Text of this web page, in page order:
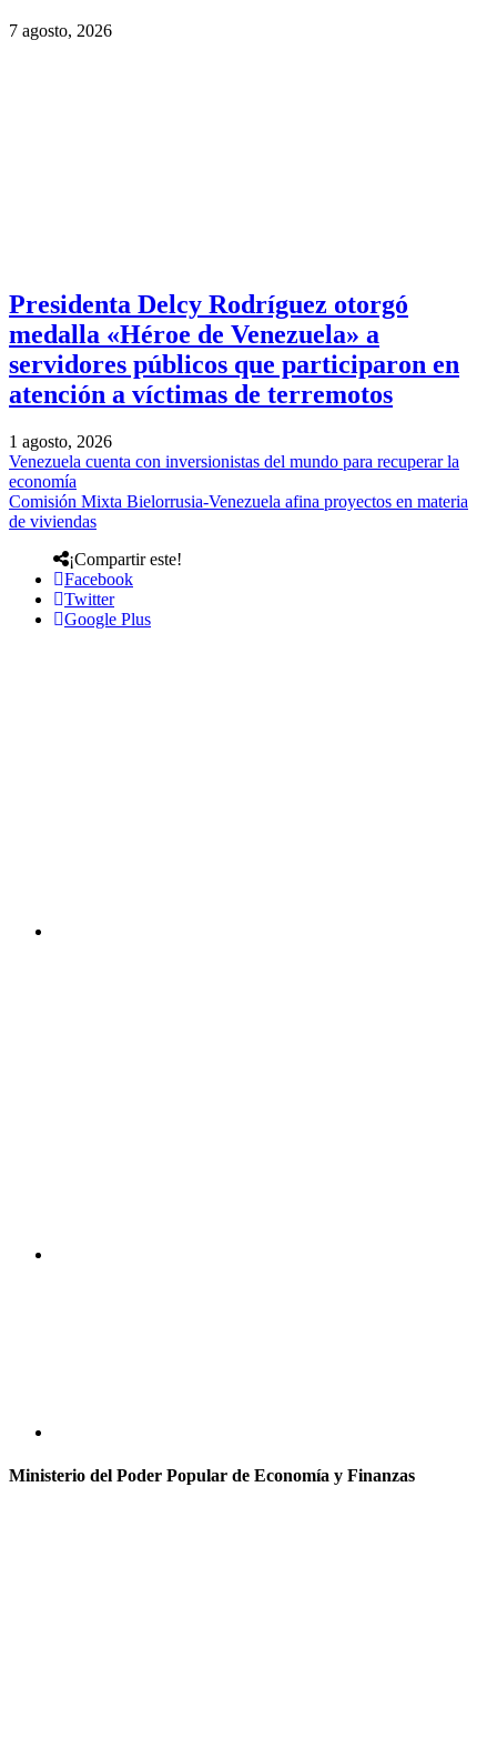
7 agosto, 2026
Presidenta Delcy Rodríguez otorgó
medalla «Héroe de Venezuela» a
servidores públicos que participaron en
atención a víctimas de terremotos
1 agosto, 2026
Venezuela cuenta con inversionistas del mundo para recuperar la
economía
Comisión Mixta Bielorrusia-Venezuela afina proyectos en materia
de viviendas
¡Compartir este!
Facebook
Twitter
Google Plus
Ministerio del Poder Popular de Economía y Finanzas